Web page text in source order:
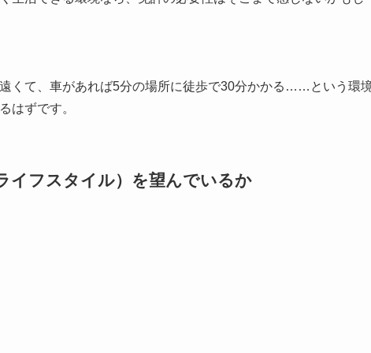
くて、車があれば5分の場所に徒歩で30分かかる……という環
はずです。
イフスタイル）を望んでいるか